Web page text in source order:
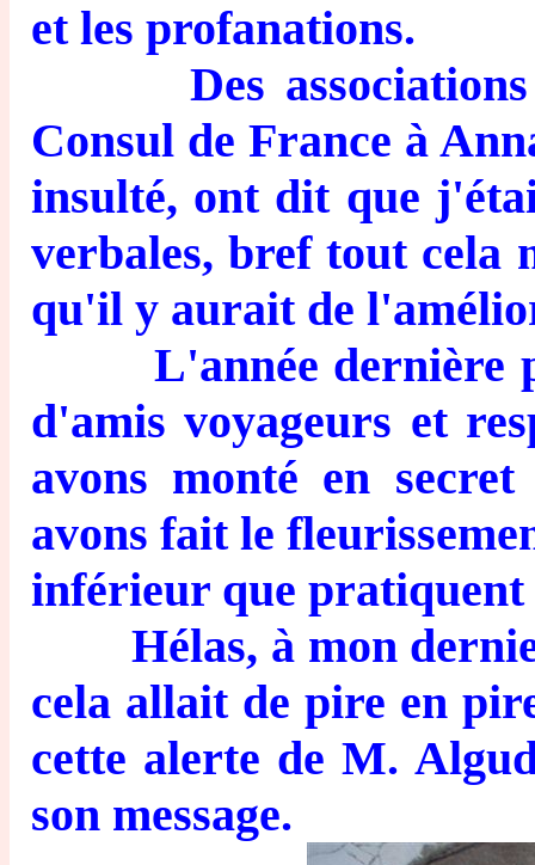
et les profanations.
Des associations
Consul de France à
insulté, ont dit que
verbales, bref tout cela
qu'il y aurait de
L'année dernière
d'amis voyageurs et
avons monté en
avons fait le
inférieur que
Hélas, à mon dernier
cela allait de pire en
cette alerte de M.
son message.